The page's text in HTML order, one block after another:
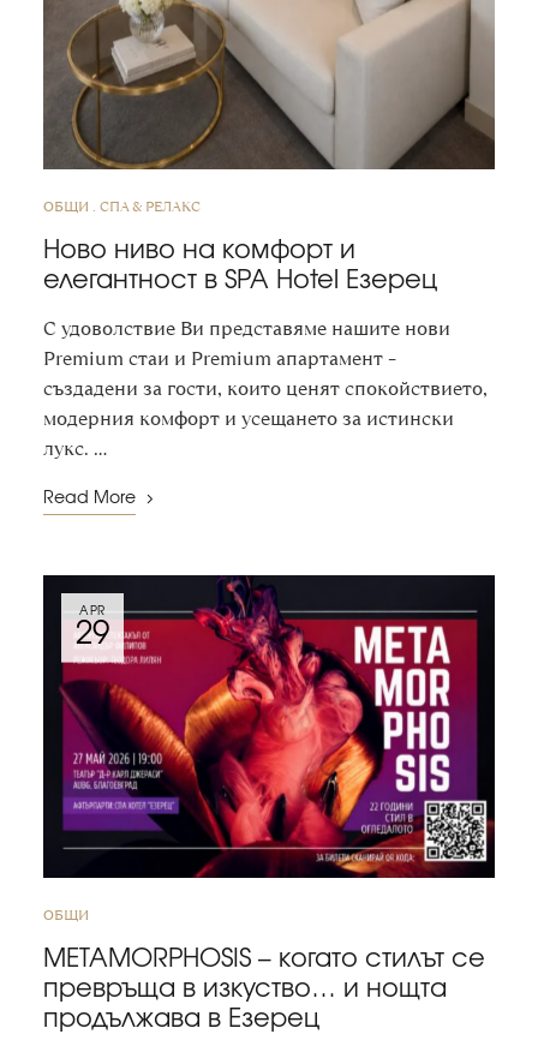
ОБЩИ СПА & РЕЛАКС
Ново ниво на комфорт и
елегантност в SPA Hotel Езерец
С удоволствие Ви представяме нашите нови
Premium стаи и Premium апартамент –
създадени за гости, които ценят спокойствието,
модерния комфорт и усещането за истински
лукс. …
Read More
APR
29
ОБЩИ
METAMORPHOSIS – когато стилът се
превръща в изкуство… и нощта
продължава в Езерец